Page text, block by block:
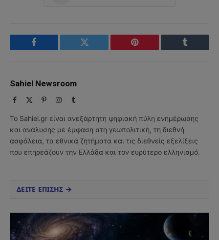
Facebook Twitter Pinterest Tumblr
Sahiel Newsroom
Facebook PinterestInstagram
Tumblr
Το Sahiel.gr είναι ανεξάρτητη ψηφιακή πύλη ενημέρωσης
και ανάλυσης με έμφαση στη γεωπολιτική, τη διεθνή
ασφάλεια, τα εθνικά ζητήματα και τις διεθνείς εξελίξεις
που επηρεάζουν την Ελλάδα και τον ευρύτερο ελληνισμό.
ΔΕΙΤΕ ΕΠΙΣΗΣ →